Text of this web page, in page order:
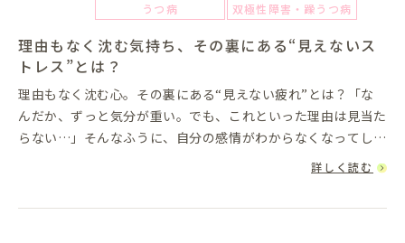
うつ病
双極性障害・躁うつ病
理由もなく沈む気持ち、その裏にある“見えないス
トレス”とは？
理由もなく沈む心。その裏にある“見えない疲れ”とは？「な
んだか、ずっと気分が重い。でも、これといった理由は見当た
らない…」そんなふうに、自分の感情がわからなくなってしま
うときはありませんか？仕事があるからと頑張っているのに、
詳しく読む